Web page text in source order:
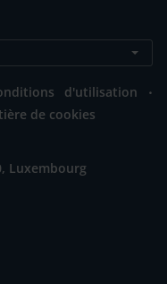
d'utilisation .
de cookies
Luxembourg